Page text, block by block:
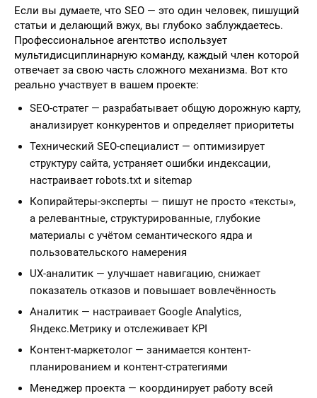
Если вы думаете, что SEO — это один человек, пишущий
статьи и делающий вжух, вы глубоко заблуждаетесь.
Профессиональное агентство использует
мультидисциплинарную команду, каждый член которой
отвечает за свою часть сложного механизма. Вот кто
реально участвует в вашем проекте:
SEO-стратег — разрабатывает общую дорожную карту,
анализирует конкурентов и определяет приоритеты
Технический SEO-специалист — оптимизирует
структуру сайта, устраняет ошибки индексации,
настраивает robots.txt и sitemap
Копирайтеры-эксперты — пишут не просто «тексты»,
а релевантные, структурированные, глубокие
материалы с учётом семантического ядра и
пользовательского намерения
UX-аналитик — улучшает навигацию, снижает
показатель отказов и повышает вовлечённость
Аналитик — настраивает Google Analytics,
Яндекс.Метрику и отслеживает KPI
Контент-маркетолог — занимается контент-
планированием и контент-стратегиями
Менеджер проекта — координирует работу всей